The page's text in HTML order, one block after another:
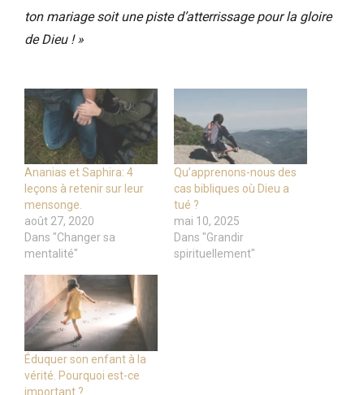
ton mariage soit une piste d’atterrissage pour la gloire
de Dieu ! »
Ananias et Saphira: 4
leçons à retenir sur leur
mensonge.
août 27, 2020
Dans "Changer sa
mentalité"
Qu’apprenons-nous des
cas bibliques où Dieu a
tué ?
mai 10, 2025
Dans "Grandir
spirituellement"
Éduquer son enfant à la
vérité. Pourquoi est-ce
important ?